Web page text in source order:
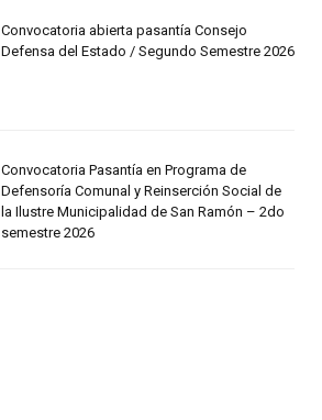
Convocatoria abierta pasantía Consejo
Defensa del Estado / Segundo Semestre 2026
Convocatoria Pasantía en Programa de
Defensoría Comunal y Reinserción Social de
la Ilustre Municipalidad de San Ramón – 2do
semestre 2026